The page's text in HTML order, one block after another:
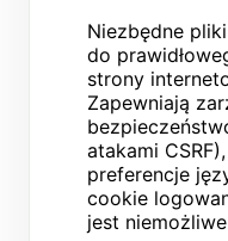
Niezbędne
do
strony
Zapewniają
atakami
preferencje
cookie
jest